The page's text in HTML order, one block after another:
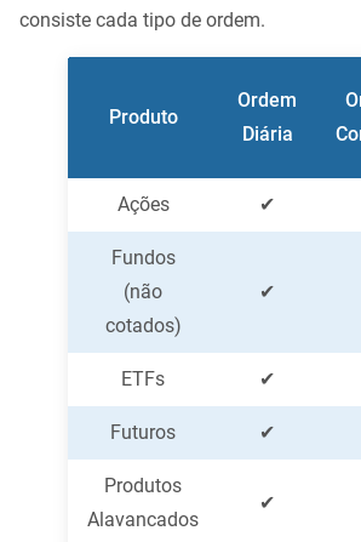
consiste cada tipo de ordem.
Produto
Ordem
Diária
Ações ✔
Fundos
(não
cotados)
✔
ETFs ✔
Futuros ✔
Produtos
Alavancados
✔